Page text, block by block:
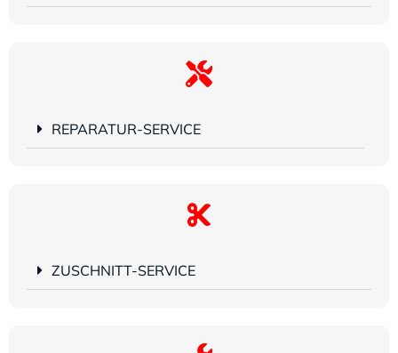
REPARATUR-SERVICE
ZUSCHNITT-SERVICE